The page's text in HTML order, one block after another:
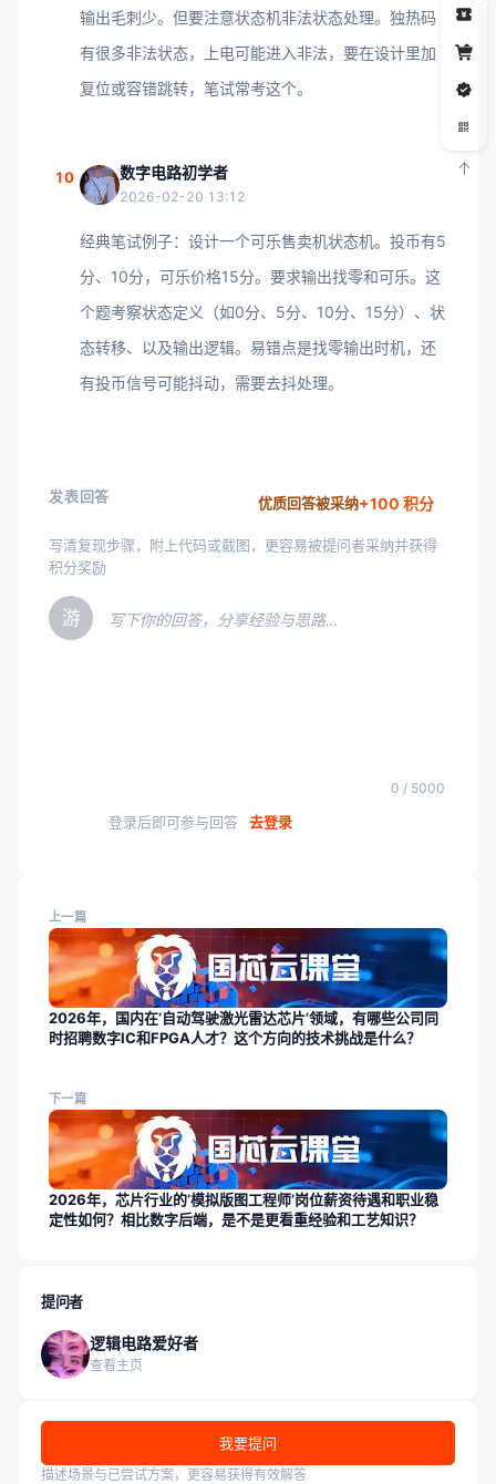
输出毛刺少。但要注意状态机非法状态处理。独热码
有很多非法状态，上电可能进入非法，要在设计里加
复位或容错跳转，笔试常考这个。
10 数字电路初学者
2026-02-20 13:12
经典笔试例子：设计一个可乐售卖机状态机。投币有5
分、10分，可乐价格15分。要求输出找零和可乐。这
个题考察状态定义（如0分、5分、10分、15分）、状
态转移、以及输出逻辑。易错点是找零输出时机，还
有投币信号可能抖动，需要去抖处理。
发表回答 优质回答被采纳+100 积分
写清复现步骤，附上代码或截图，更容易被提问者采纳并获得
积分奖励
游 写下你的回答，分享经验与思路…
0 / 5000
登录后即可参与回答 去登录
上一篇
2026年，国内在‘自动驾驶激光雷达芯片’领域，有哪些公司同
时招聘数字IC和FPGA人才？这个方向的技术挑战是什么？
下一篇
2026年，芯片行业的‘模拟版图工程师’岗位薪资待遇和职业稳
定性如何？相比数字后端，是不是更看重经验和工艺知识？
提问者
逻辑电路爱好者
查看主页
我要提问
描述场景与已尝试方案，更容易获得有效解答